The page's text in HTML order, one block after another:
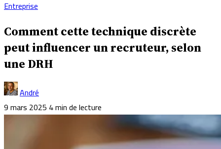
Entreprise
Comment cette technique discrète
peut influencer un recruteur, selon
une DRH
André
9 mars 2025 4 min de lecture